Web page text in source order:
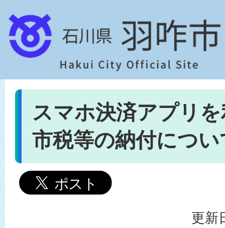
スマホ決済アプリ
市税等の納付につい
更新